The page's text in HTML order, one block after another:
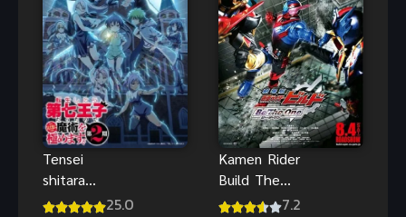
Tensei
shitara
Dainana Ouji25.0
Kamen Rider
Build The
Movie Be7.2